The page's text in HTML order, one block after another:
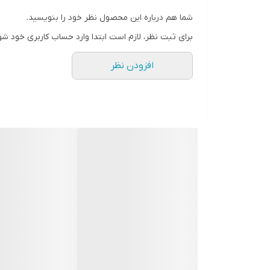
شما هم درباره این محصول نظر خود را بنویسید.
برای ثبت نظر، لازم است ابتدا وارد حساب کاربری خود
افزودن نظر